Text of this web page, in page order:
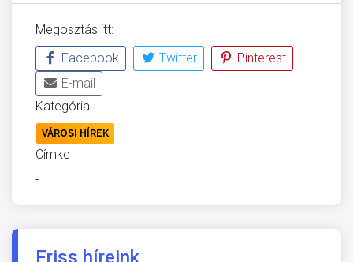
Megosztás itt:
Facebook
Twitter
Pinterest
E-mail
Kategória
VÁROSI HÍREK
Címke
-
Friss híreink